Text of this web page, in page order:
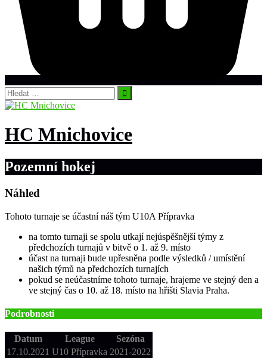
Vyhledávání
HC Mnichovice
Pozemní hokej
Náhled
Tohoto turnaje se účastní náš tým U10A Přípravka
na tomto turnaji se spolu utkají nejúspěšnější týmy z
předchozích turnajů v bitvě o 1. až 9. místo
účast na turnaji bude upřesněna podle výsledků / umístění
našich týmů na předchozích turnajích
pokud se neúčastníme tohoto turnaje, hrajeme ve stejný den a
ve stejný čas o 10. až 18. místo na hřišti Slavia Praha.
Podrobnosti
Datum League
Sezóna
17.10.2021 U10 Přípravka 2021-2022